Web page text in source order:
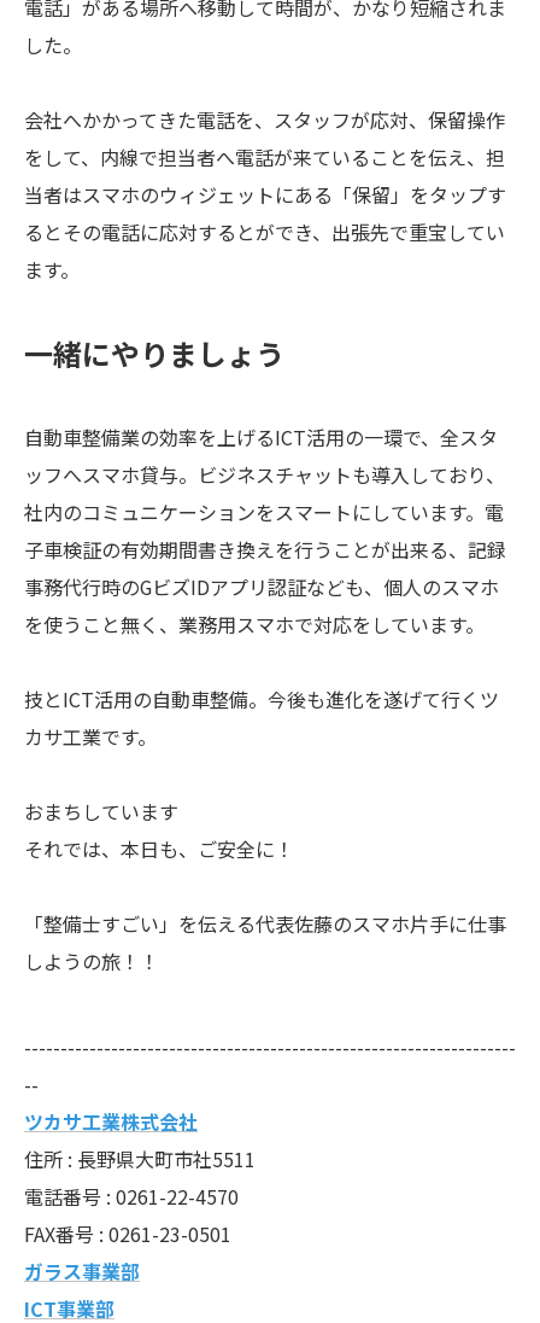
電話」がある場所へ移動して時間が、かなり短縮されま
した。
会社へかかってきた電話を、スタッフが応対、保留操作
をして、内線で担当者へ電話が来ていることを伝え、担
当者はスマホのウィジェットにある「保留」をタップす
るとその電話に応対するとができ、出張先で重宝してい
ます。
一緒にやりましょう
自動車整備業の効率を上げるICT活用の一環で、全スタ
ッフへスマホ貸与。ビジネスチャットも導入しており、
社内のコミュニケーションをスマートにしています。電
子車検証の有効期間書き換えを行うことが出来る、記録
事務代行時のGビズIDアプリ認証なども、個人のスマホ
を使うこと無く、業務用スマホで対応をしています。
技とICT活用の自動車整備。今後も進化を遂げて行くツ
カサ工業です。
おまちしています
それでは、本日も、ご安全に！
「整備士すごい」を伝える代表佐藤のスマホ片手に仕事
しようの旅！！
--------------------------------------------------------------------
--
ツカサ工業株式会社
住所 : 長野県大町市社5511
電話番号 : 0261-22-4570
FAX番号 : 0261-23-0501
ガラス事業部
ICT事業部